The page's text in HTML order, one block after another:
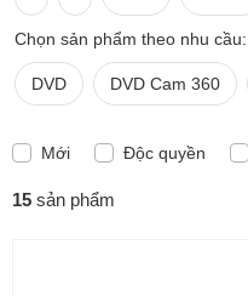
Chọn sản phẩm theo nhu cầu:
DVD DVD Cam 360
Mới Độc quyền
15 sản phẩm